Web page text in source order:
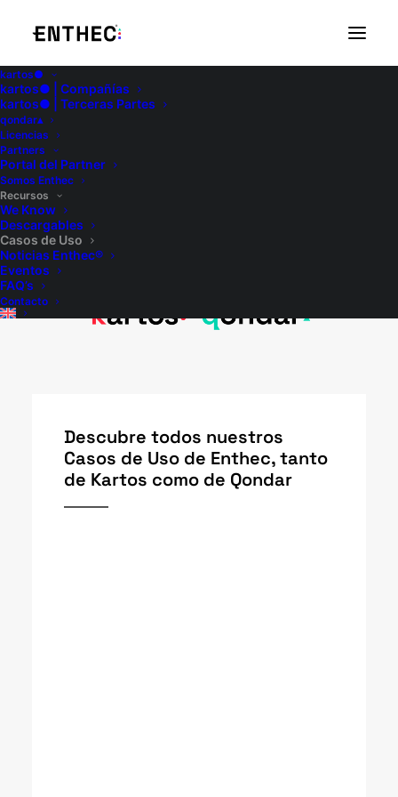
kartos●
kartos● | Compañías
kartos● | Terceras Partes
qondar▴
Licencias
Partners
Portal del Partner
Somos Enthec
Recursos
We Know
Descargables
Casos de Uso
Noticias Enthec®
Eventos
FAQ’s
Contacto
Casos de
Descubre todos nuestros
Casos de Uso de Enthec, tanto
de Kartos como de Qondar